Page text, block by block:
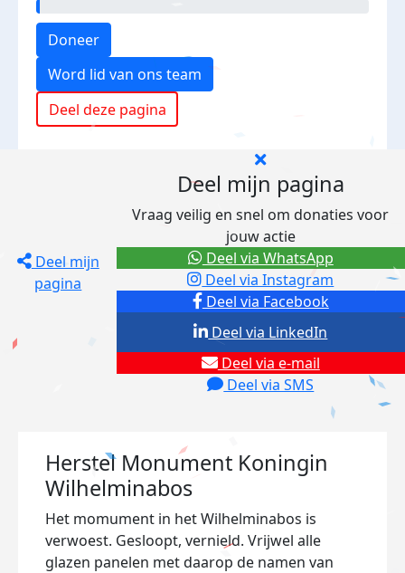
Doneer
Word lid van ons team
Deel deze pagina
Deel mijn
pagina
Deel mijn pagina
Vraag veilig en snel om donaties voor
jouw actie
Deel via Facebook
Deel via Instagram
Deel via e-mail
Deel via SMS
Deel via LinkedIn
Deel via WhatsApp
Herstel Monument Koningin
Wilhelminabos
Het momument in het Wilhelminabos is
verwoest. Gesloopt, vernield. Vrijwel alle
glazen panelen met daarop de namen van